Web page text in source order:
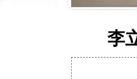
李